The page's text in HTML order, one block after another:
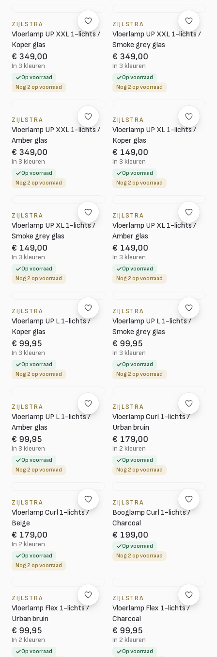
ZIJLSTRA
Vloerlamp UP XXL 1-lichts /
Koper glas
€ 349,00
In 3 kleuren
Op voorraad
Nog 2 op voorraad
ZIJLSTRA
Vloerlamp UP XXL 1-lichts /
Smoke grey glas
€ 349,00
In 3 kleuren
Op voorraad
Nog 2 op voorraad
ZIJLSTRA
Vloerlamp UP XXL 1-lichts /
Amber glas
€ 349,00
In 3 kleuren
Op voorraad
Nog 2 op voorraad
ZIJLSTRA
Vloerlamp UP XL 1-lichts /
Koper glas
€ 149,00
In 3 kleuren
Op voorraad
Nog 2 op voorraad
ZIJLSTRA
Vloerlamp UP XL 1-lichts /
Smoke grey glas
€ 149,00
In 3 kleuren
Op voorraad
Nog 2 op voorraad
ZIJLSTRA
Vloerlamp UP XL 1-lichts /
Amber glas
€ 149,00
In 3 kleuren
Op voorraad
Nog 2 op voorraad
ZIJLSTRA
Vloerlamp UP L 1-lichts /
Koper glas
€ 99,95
In 3 kleuren
Op voorraad
Nog 2 op voorraad
ZIJLSTRA
Vloerlamp UP L 1-lichts /
Smoke grey glas
€ 99,95
In 3 kleuren
Op voorraad
Nog 2 op voorraad
ZIJLSTRA
Vloerlamp UP L 1-lichts /
Amber glas
€ 99,95
In 3 kleuren
Op voorraad
Nog 2 op voorraad
ZIJLSTRA
Vloerlamp Curl 1-lichts /
Urban bruin
€ 179,00
In 2 kleuren
Op voorraad
Nog 2 op voorraad
ZIJLSTRA
Vloerlamp Curl 1-lichts /
Beige
€ 179,00
In 2 kleuren
Op voorraad
Nog 2 op voorraad
ZIJLSTRA
Booglamp Curl 1-lichts /
Charcoal
€ 199,00
Op voorraad
Nog 2 op voorraad
ZIJLSTRA
Vloerlamp Flex 1-lichts /
Urban bruin
€ 99,95
In 2 kleuren
Op voorraad
ZIJLSTRA
Vloerlamp Flex 1-lichts /
Charcoal
€ 99,95
In 2 kleuren
Op voorraad